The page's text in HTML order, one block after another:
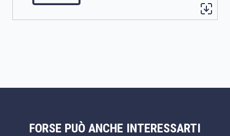
FORSE PUÒ ANCHE INTERESSARTI